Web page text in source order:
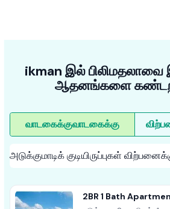
ikman இல்
ஆதனங்களை
வாடகைக்குவாடகைக்கு
2BR 1 Bath